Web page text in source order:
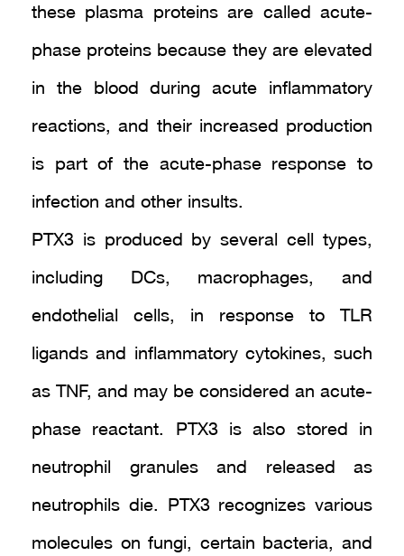
these plasma proteins are called acute-
phase proteins because they are elevated
in the blood during acute inflammatory
reactions, and their increased production
is part of the acute-phase response to
infection and other insults.
PTX3 is produced by several cell types,
including DCs, macrophages, and
endothelial cells, in response to TLR
ligands and inflammatory cytokines, such
as TNF, and may be considered an acute-
phase reactant. PTX3 is also stored in
neutrophil granules and released as
neutrophils die. PTX3 recognizes various
molecules on fungi, certain bacteria, and